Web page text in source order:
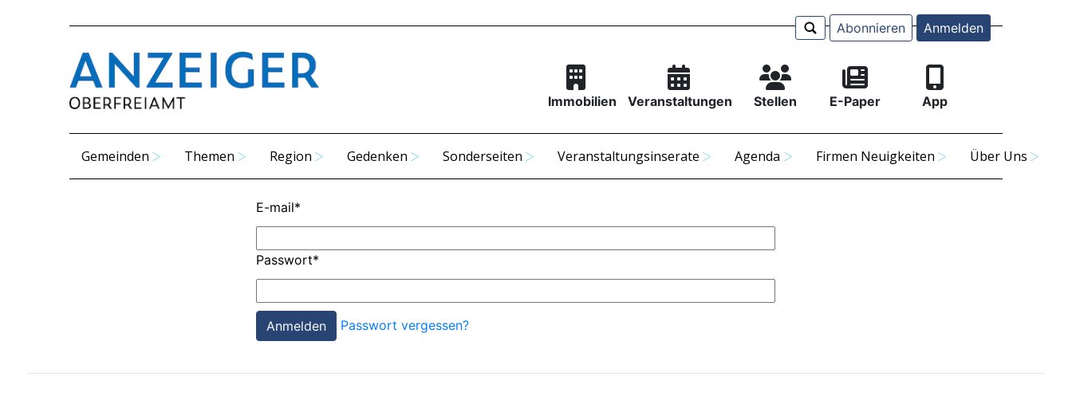
Abonnieren Anmelden
Immobilien Veranstaltungen Stellen E-Paper App
Gemeinden Themen Region Gedenken Sonderseiten Veranstaltungsinserate Agenda Firmen Neuigkeiten Über Uns
E-mail*
Passwort*
Passwort vergessen?